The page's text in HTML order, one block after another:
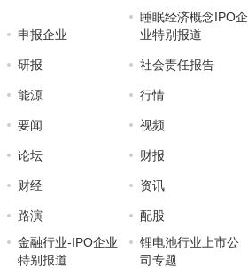
申报企业
睡眠经济概念IPO企
业特别报道
研报 社会责任报告
能源 行情
要闻 视频
论坛 财报
财经 资讯
路演
配股
金融行业-IPO企业
特别报道
锂电池行业上市公
司专题